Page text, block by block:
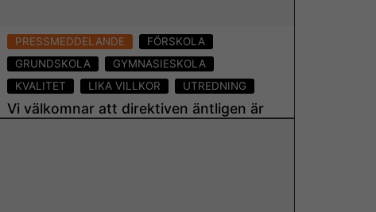
PRESSMEDDELANDE
FÖRSKOLA
GRUNDSKOLA
GYMNASIESKOLA
KVALITET
LIKA VILLKOR UTREDNING
Vi välkomnar att direktiven äntligen är